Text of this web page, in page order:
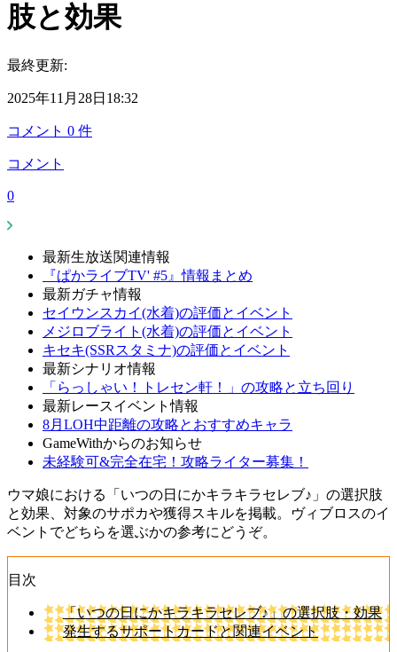
肢と効果
最終更新:
2025年11月28日18:32
コメント 0 件
コメント
0
最新生放送関連情報
『ぱかライブTV' #5』情報まとめ
最新ガチャ情報
セイウンスカイ(水着)の評価とイベント
メジロブライト(水着)の評価とイベント
キセキ(SSRスタミナ)の評価とイベント
最新シナリオ情報
「らっしゃい！トレセン軒！」の攻略と立ち回り
最新レースイベント情報
8月LOH中距離の攻略とおすすめキャラ
GameWithからのお知らせ
未経験可&完全在宅！攻略ライター募集！
ウマ娘における「いつの日にかキラキラセレブ♪」の選択肢
と効果、対象のサポカや獲得スキルを掲載。ヴィブロスのイ
ベントでどちらを選ぶかの参考にどうぞ。
目次
「いつの日にかキラキラセレブ♪」の選択肢・効果
発生するサポートカードと関連イベント